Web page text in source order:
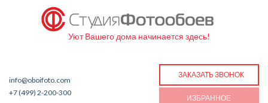
Уют Вашего дома начинается здесь!
info@oboifoto.com
+7 (499) 2-200-300
ЗАКАЗАТЬ ЗВОНОК
ИЗБРАННОЕ